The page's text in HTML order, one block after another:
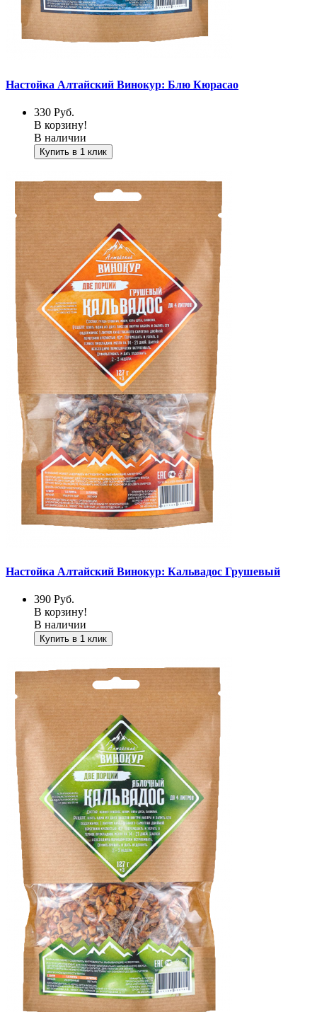
Настойка Алтайский Винокур: Блю Кюрасао
330 Руб.
В корзину!
В наличии
Купить в 1 клик
Настойка Алтайский Винокур: Кальвадос Грушевый
390 Руб.
В корзину!
В наличии
Купить в 1 клик